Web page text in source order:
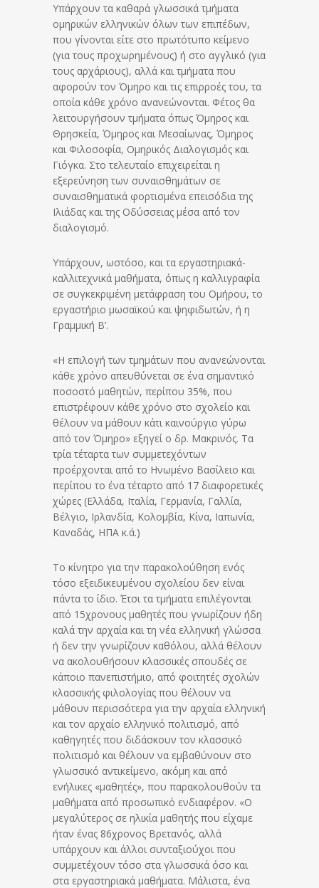
Υπάρχουν τα καθαρά γλωσσικά τμήματα
ομηρικών ελληνικών όλων των επιπέδων,
που γίνονται είτε στο πρωτότυπο κείμενο
(για τους προχωρημένους) ή στο αγγλικό (για
τους αρχάριους), αλλά και τμήματα που
αφορούν τον Όμηρο και τις επιρροές του, τα
οποία κάθε χρόνο ανανεώνονται. Φέτος θα
λειτουργήσουν τμήματα όπως Όμηρος και
Θρησκεία, Όμηρος και Μεσαίωνας, Όμηρος
και Φιλοσοφία, Ομηρικός Διαλογισμός και
Γιόγκα. Στο τελευταίο επιχειρείται η
εξερεύνηση των συναισθημάτων σε
συναισθηματικά φορτισμένα επεισόδια της
Ιλιάδας και της Οδύσσειας μέσα από τον
διαλογισμό.
Υπάρχουν, ωστόσο, και τα εργαστηριακά-
καλλιτεχνικά μαθήματα, όπως η καλλιγραφία
σε συγκεκριμένη μετάφραση του Ομήρου, το
εργαστήριο μωσαϊκού και ψηφιδωτών, ή η
Γραμμική Β’.
«Η επιλογή των τμημάτων που ανανεώνονται
κάθε χρόνο απευθύνεται σε ένα σημαντικό
ποσοστό μαθητών, περίπου 35%, που
επιστρέφουν κάθε χρόνο στο σχολείο και
θέλουν να μάθουν κάτι καινούργιο γύρω
από τον Όμηρο» εξηγεί ο δρ. Μακρινός. Τα
τρία τέταρτα των συμμετεχόντων
προέρχονται από το Ηνωμένο Βασίλειο και
περίπου το ένα τέταρτο από 17 διαφορετικές
χώρες (Ελλάδα, Ιταλία, Γερμανία, Γαλλία,
Βέλγιο, Ιρλανδία, Κολομβία, Κίνα, Ιαπωνία,
Καναδάς, ΗΠΑ κ.ά.)
Το κίνητρο για την παρακολούθηση ενός
τόσο εξειδικευμένου σχολείου δεν είναι
πάντα το ίδιο. Έτσι τα τμήματα επιλέγονται
από 15χρονους μαθητές που γνωρίζουν ήδη
καλά την αρχαία και τη νέα ελληνική γλώσσα
ή δεν την γνωρίζουν καθόλου, αλλά θέλουν
να ακολουθήσουν κλασσικές σπουδές σε
κάποιο πανεπιστήμιο, από φοιτητές σχολών
κλασσικής φιλολογίας που θέλουν να
μάθουν περισσότερα για την αρχαία ελληνική
και τον αρχαίο ελληνικό πολιτισμό, από
καθηγητές που διδάσκουν τον κλασσικό
πολιτισμό και θέλουν να εμβαθύνουν στο
γλωσσικό αντικείμενο, ακόμη και από
ενήλικες «μαθητές», που παρακολουθούν τα
μαθήματα από προσωπικό ενδιαφέρον. «Ο
μεγαλύτερος σε ηλικία μαθητής που είχαμε
ήταν ένας 86χρονος Βρετανός, αλλά
υπάρχουν και άλλοι συνταξιούχοι που
συμμετέχουν τόσο στα γλωσσικά όσο και
στα εργαστηριακά μαθήματα. Μάλιστα, ένα